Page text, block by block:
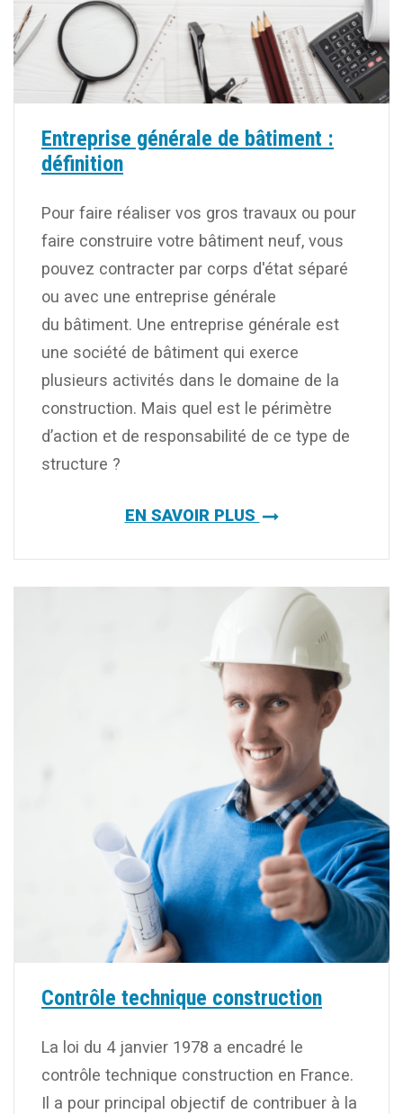
Entreprise générale de bâtiment :
définition
Pour faire réaliser vos gros travaux ou pour
faire construire votre bâtiment neuf, vous
pouvez contracter par corps d'état séparé
ou avec une entreprise générale
du bâtiment. Une entreprise générale est
une société de bâtiment qui exerce
plusieurs activités dans le domaine de la
construction. Mais quel est le périmètre
d’action et de responsabilité de ce type de
structure ?
EN SAVOIR PLUS
Contrôle technique construction
La loi du 4 janvier 1978 a encadré le
contrôle technique construction en France.
Il a pour principal objectif de contribuer à la